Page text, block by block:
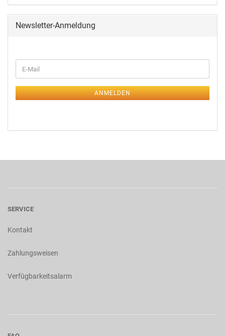
Newsletter-Anmeldung
ANMELDEN
SERVICE
Kontakt
Zahlungsweisen
Verfügbarkeitsalarm